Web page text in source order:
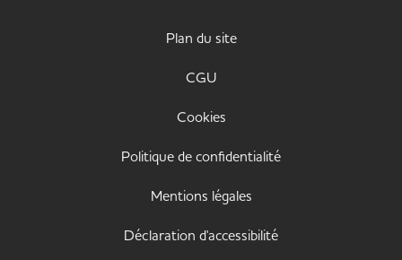
Plan du site
CGU
Cookies
Politique de confidentialité
Mentions légales
Déclaration d'accessibilité